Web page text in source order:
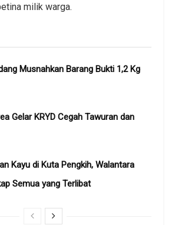
milik warga.
Musnahkan Barang Bukti 1,2 Kg
Gelar KRYD Cegah Tawuran dan
Kayu di Kuta Pengkih, Walantara
Semua yang Terlibat